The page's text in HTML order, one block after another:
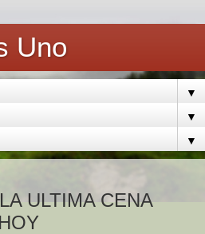
Uno
▼
▼
▼
ULTIMA CENA